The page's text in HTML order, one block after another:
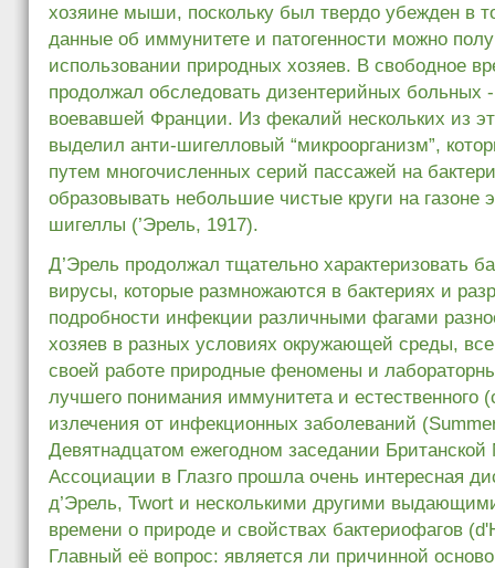
хозяине мыши, поскольку был твердо убежден в
данные об иммунитете и патогенности можно
использовании природных хозяев. В свободное
продолжал обследовать дизентерийных больных
воевавшей Франции. Из фекалий нескольких из
выделил анти-шигелловый “микроорганизм”,
путем многочисленных серий пассажей на
образовывать небольшие чистые круги на газоне
шигеллы (’Эрель, 1917).
Д’Эрель продолжал тщательно характеризовать
вирусы, которые размножаются в бактериях и
подробности инфекции различными фагами
хозяев в разных условиях окружающей среды,
своей работе природные феномены и
лучшего понимания иммунитета и естественного
излечения от инфекционных заболеваний
Девятнадцатом ежегодном заседании
Ассоциации в Глазго прошла очень интересная
д’Эрель, Twort и несколькими другими
времени о природе и свойствах бактериофагов
Главный её вопрос: является ли причинной